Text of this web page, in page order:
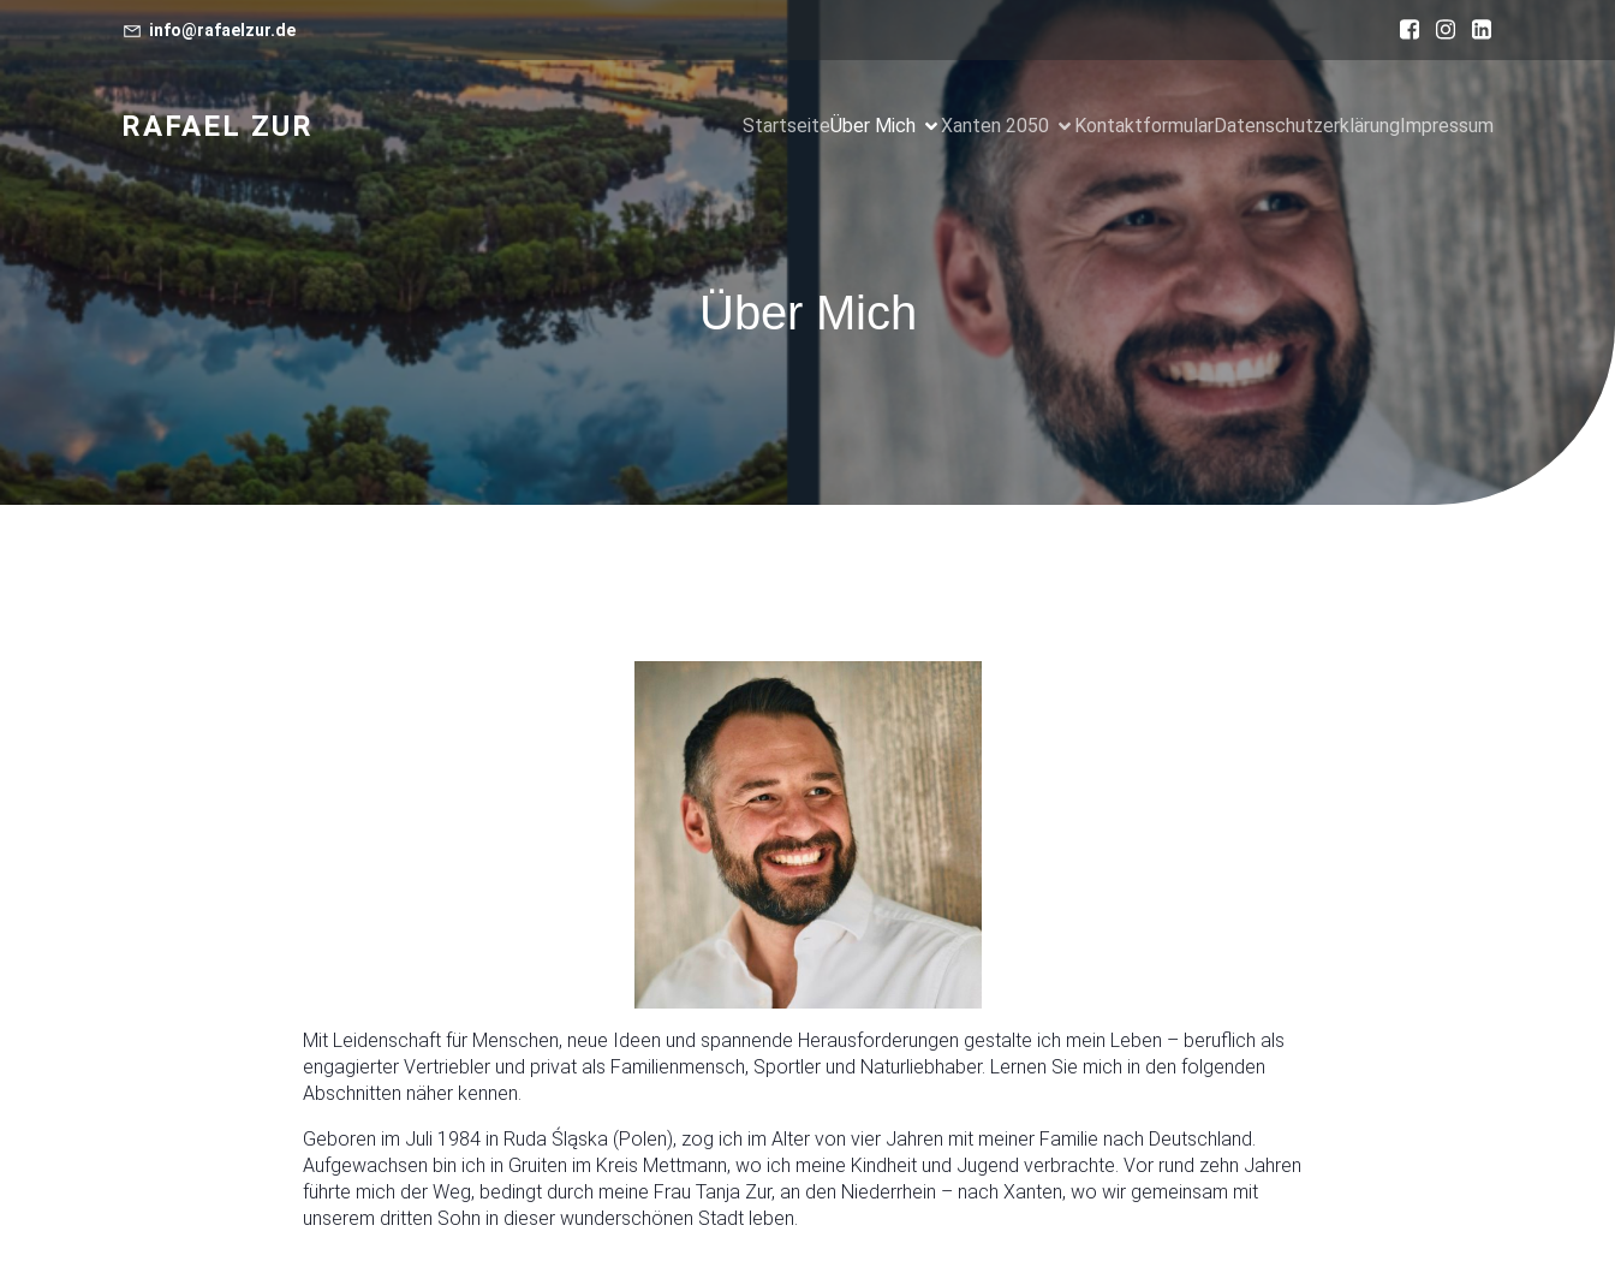
info@rafaelzur.de
RAFAEL ZUR StartseiteÜber Mich Xanten 2050 KontaktformularDatenschutzerklärungImpressum
Über Mich
Mit Leidenschaft für Menschen, neue Ideen und spannende Herausforderungen gestalte ich mein Leben – beruflich als
engagierter Vertriebler und privat als Familienmensch, Sportler und Naturliebhaber. Lernen Sie mich in den folgenden
Abschnitten näher kennen.
Geboren im Juli 1984 in Ruda Śląska (Polen), zog ich im Alter von vier Jahren mit meiner Familie nach Deutschland.
Aufgewachsen bin ich in Gruiten im Kreis Mettmann, wo ich meine Kindheit und Jugend verbrachte. Vor rund zehn Jahren
führte mich der Weg, bedingt durch meine Frau Tanja Zur, an den Niederrhein – nach Xanten, wo wir gemeinsam mit
unserem dritten Sohn in dieser wunderschönen Stadt leben.